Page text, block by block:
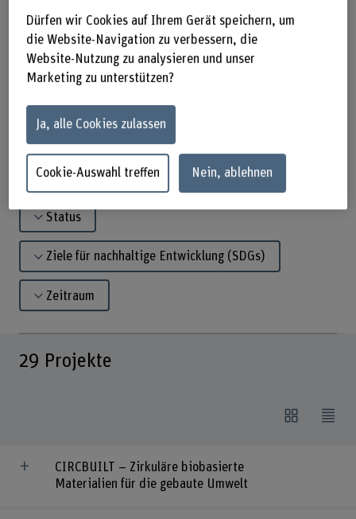
Leistungsfähigkeit.
Sie haben eine Projektidee?
Jetzt Kontakt aufnehmen
Suchbegriff eingeben
Status
Ziele für nachhaltige Entwicklung (SDGs)
Zeitraum
29 Projekte
CIRCBUILT – Zirkuläre biobasierte
Materialien für die gebaute Umwelt
Dürfen wir Cookies auf Ihrem Gerät speichern, um
die Website-Navigation zu verbessern, die
Website-Nutzung zu analysieren und unser
Marketing zu unterstützen?
Ja, alle Cookies zulassen
Cookie-Auswahl treffen Nein, ablehnen